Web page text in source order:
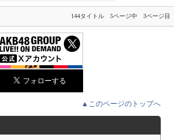
144タイトル 5ページ中 3ページ目
▲このページのトップへ